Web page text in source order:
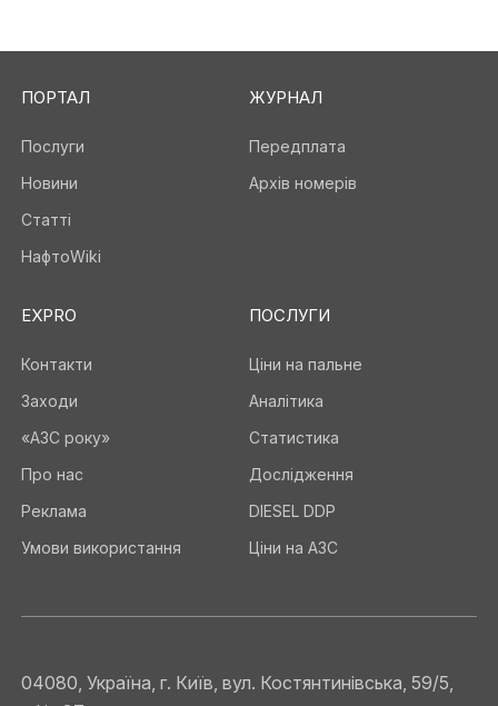
ПОРТАЛ
Послуги
Новини
Статті
НафтоWiki
ЖУРНАЛ
Передплата
Архів номерів
EXPRO
Контакти
Заходи
«АЗС року»
Про нас
Реклама
Умови використання
ПОСЛУГИ
Ціни на пальне
Аналітика
Статистика
Дослідження
DIESEL DDP
Ціни на АЗС
04080, Україна, г. Київ, вул. Костянтинівська, 59/5,